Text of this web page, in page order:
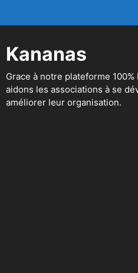
Kananas
Grace à notre plateforme 100%
aidons les associations à se
améliorer leur organisation.